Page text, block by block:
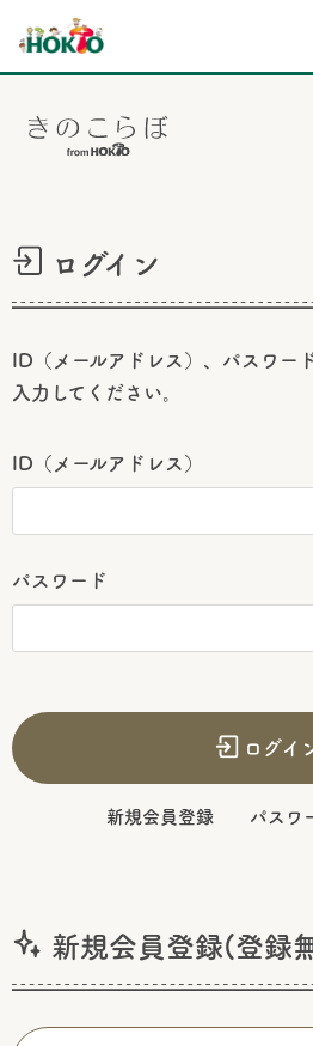
ログイン
ID（メールアドレス）、パスワー
入力してください。
ID（メールアドレス）
パスワード
ログイ
新規会員登録 パスワ
新規会員登録(登録